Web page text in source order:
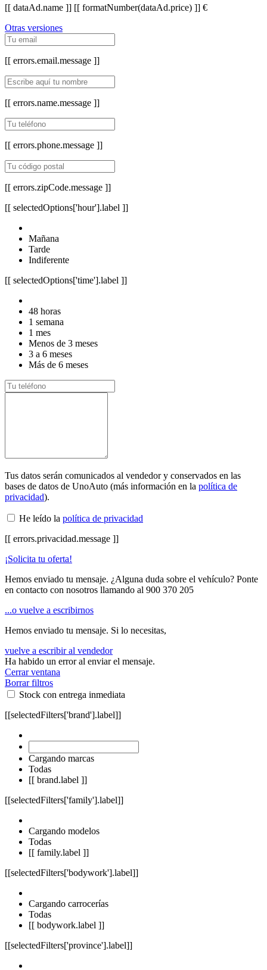
[[ dataAd.name ]] [[ formatNumber(dataAd.price) ]] €
Otras versiones
[[ errors.email.message ]]
[[ errors.name.message ]]
[[ errors.phone.message ]]
[[ errors.zipCode.message ]]
[[ selectedOptions['hour'].label ]]
Mañana
Tarde
Indiferente
[[ selectedOptions['time'].label ]]
48 horas
1 semana
1 mes
Menos de 3 meses
3 a 6 meses
Más de 6 meses
Tus datos serán comunicados al vendedor y conservados en las
bases de datos de UnoAuto (más información en la política de
privacidad).
He leído la política de privacidad
[[ errors.privacidad.message ]]
¡Solicita tu oferta!
Hemos enviado tu mensaje. ¿Alguna duda sobre el vehículo? Ponte
en contacto con nosotros llamando al 900 370 205
...o vuelve a escribirnos
Hemos enviado tu mensaje. Si lo necesitas,
vuelve a escribir al vendedor
Ha habido un error al enviar el mensaje.
Cerrar ventana
Borrar filtros
Stock con entrega inmediata
[[selectedFilters['brand'].label]]
Cargando marcas
Todas
[[ brand.label ]]
[[selectedFilters['family'].label]]
Cargando modelos
Todas
[[ family.label ]]
[[selectedFilters['bodywork'].label]]
Cargando carrocerías
Todas
[[ bodywork.label ]]
[[selectedFilters['province'].label]]